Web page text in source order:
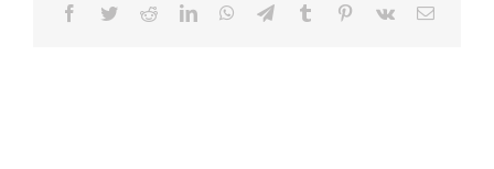
Facebook
TwitterRedditLinkedInWhatsApp
TelegramTumblr Pinterest
Vk Email